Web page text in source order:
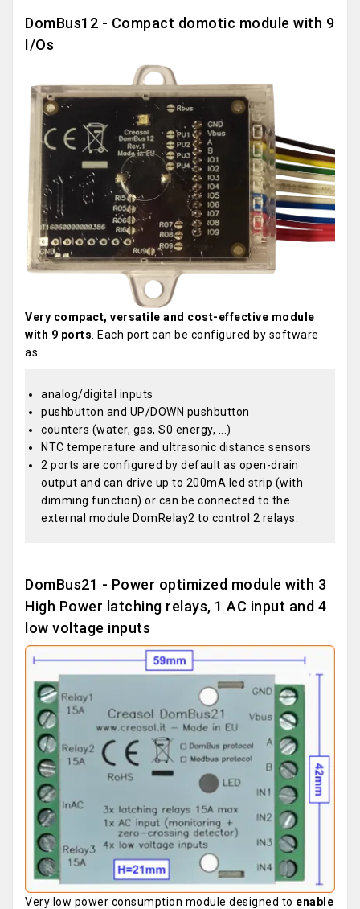
DomBus12 - Compact domotic module with 9
I/Os
Very compact, versatile and cost-effective module
with 9 ports . Each port can be configured by software
as:
analog/digital inputs
pushbutton and UP/DOWN pushbutton
counters (water, gas, S0 energy, ...)
NTC temperature and ultrasonic distance sensors
2 ports are configured by default as open-drain
output and can drive up to 200mA led strip (with
dimming function) or can be connected to the
external module DomRelay2 to control 2 relays.
DomBus21 - Power optimized module with 3
High Power latching relays, 1 AC input and 4
low voltage inputs
Very low power consumption module designed to enable